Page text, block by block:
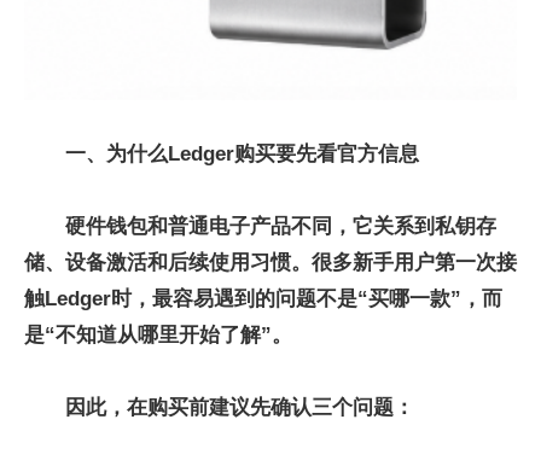
一、为什么Ledger购买要先看官方信息
硬件钱包和普通电子产品不同，它关系到私钥存
储、设备激活和后续使用习惯。很多新手用户第一次接
触Ledger时，最容易遇到的问题不是“买哪一款”，而
是“不知道从哪里开始了解”。
因此，在购买前建议先确认三个问题：